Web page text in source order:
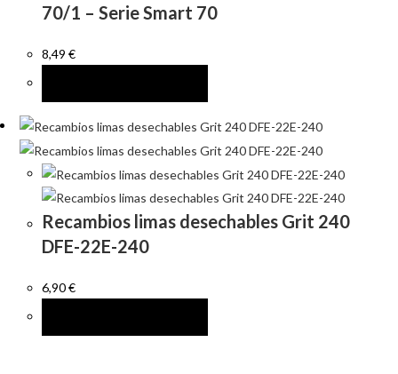
70/1 – Serie Smart 70
8,49€
Recambios limas desechables Grit 240
DFE-22E-240
6,90€